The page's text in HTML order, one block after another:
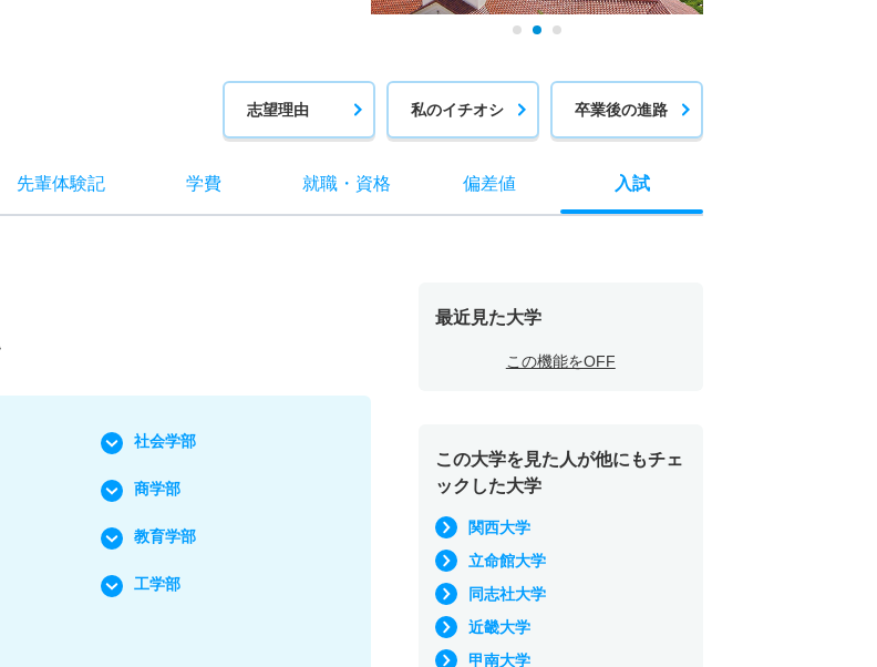
志望理由 私のイチオシ 卒業後の進路
先輩体験記 学費 就職・ 資格 偏差値 入試
社会学部
商学部
教育学部
工学部
最近見た大学
この機能をOFF
この大学を見た人が他にもチェ
ックした大学
関西大学
立命館大学
同志社大学
近畿大学
甲南大学